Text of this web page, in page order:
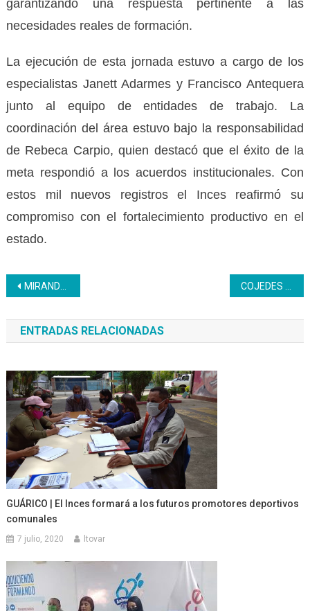
garantizando una respuesta pertinente a las
necesidades reales de formación.
La ejecución de esta jornada estuvo a cargo de los
especialistas Janett Adarmes y Francisco Antequera
junto al equipo de entidades de trabajo. La
coordinación del área estuvo bajo la responsabilidad
de Rebeca Carpio, quien destacó que el éxito de la
meta respondió a los acuerdos institucionales. Con
estos mil nuevos registros el Inces reafirmó su
compromiso con el fortalecimiento productivo en el
estado.
Navegación
de
entradas
MIRANDA | 150 participantes fortalecieron capacidades técnicas para ejecutar proyectos aprobados en consulta popular nacional
ENTRADAS RELACIONADAS
GUÁRICO | El Inces formará a los futuros promotores deportivos
comunales
7 julio, 2020 ltovar